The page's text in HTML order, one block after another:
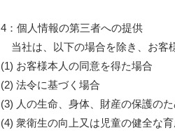
4：個人情報の第三者への提供
当社は、以下の場合を除き、お客
(1) お客様本人の同意を得た場合
(2) 法令に基づく場合
(3) 人の生命、身体、財産の保護の
(4) 衆衛生の向上又は児童の健全な